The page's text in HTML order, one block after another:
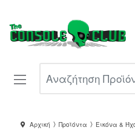
Αρχική Προϊόντα Εικόνα &